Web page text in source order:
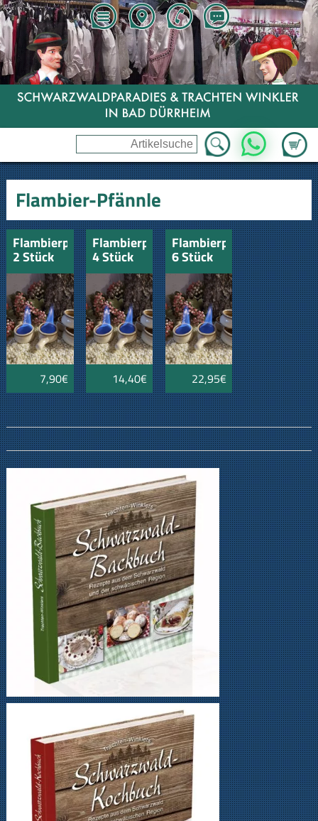
Zum
WhatsApp
Flambier-Pfännle
Flambierpfännle
2 Stück
7,90€
Flambierpfännle
4 Stück
14,40€
Flambierpfännle
6 Stück
22,95€